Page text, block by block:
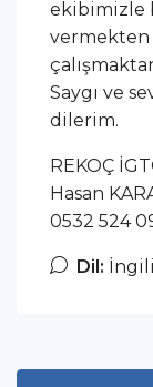
ekibimizle
vermekten
Saygı ve
dilerim.
REKOÇ
Hasan
0532 524
Dil: